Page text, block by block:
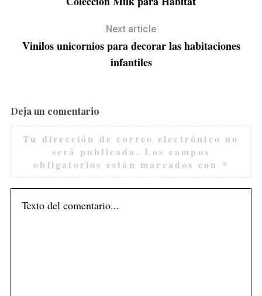
Next article
Vinilos unicornios para decorar las habitaciones
infantiles
Deja un comentario
Tu dirección de correo electrónico no
será publicada. Los campos
obligatorios están marcados con *